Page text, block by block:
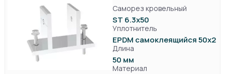
Саморез кровельный
ST 6.3x50
Уплотнитель
EPDM самоклеящийся 50х2
Длина
50 мм
Материал